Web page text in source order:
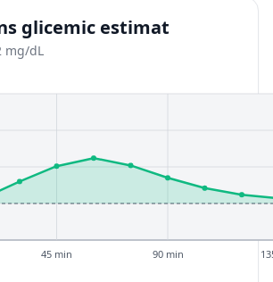
glicemic estimat
mg/dL
45 min 90 min